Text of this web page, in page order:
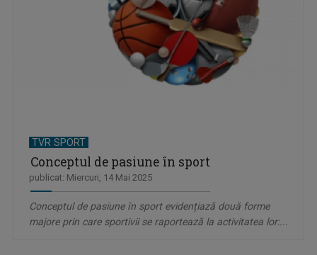
TVR SPORT
Conceptul de pasiune în sport
publicat: Miercuri, 14 Mai 2025
Conceptul de pasiune în sport evidențiază două forme
majore prin care sportivii se raportează la activitatea lor:...